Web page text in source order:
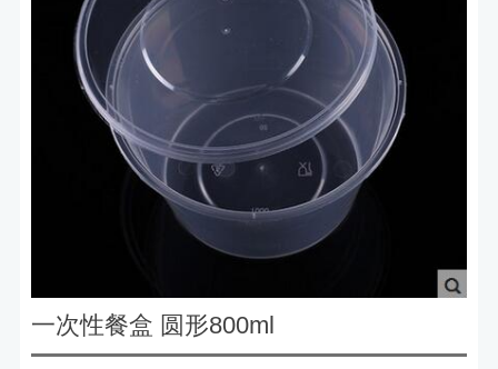
一次性餐盒 圆形800ml